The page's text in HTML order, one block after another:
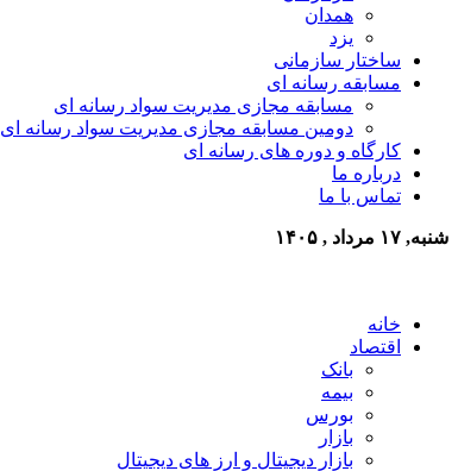
همدان
یزد
ساختار سازمانی
مسابقه رسانه ای
مسابقه مجازی مدیریت سواد رسانه ای
دومین مسابقه مجازی مدیریت سواد رسانه ای
کارگاه و دوره های رسانه ای
درباره ما
تماس با ما
شنبه, ۱۷ مرداد , ۱۴۰۵
خانه
اقتصاد
بانک
بیمه
بورس
بازار
بازار دیجیتال و ارز های دیجیتال